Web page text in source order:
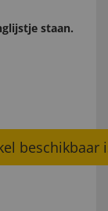
staan.
beschikbaar